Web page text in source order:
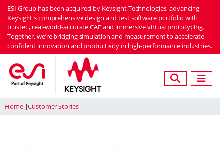
Skip
main
content
ESI Group has been acquired by Keysight Technologies, advancing
Keysight's comprehensive design and test software portfolio with
trusted, real-world-accurate CAE and immersive virtual prototyping.
Together, we’re bridging simulation and measurement to accelerate
confident innovation and productivity in high-performance industries.
Home Customer Stories